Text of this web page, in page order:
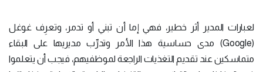
لعبارات المدير أثر خطير، فهي إما أن تبني أو تدمر، وتعرِف غوغل
(Google) مدى حساسية هذا الأمر وتدرِّب مديريها على البقاء
متماسكين عند تقديم التغذيات الراجعة لموظفيهم، فيجب أن يتعلموا